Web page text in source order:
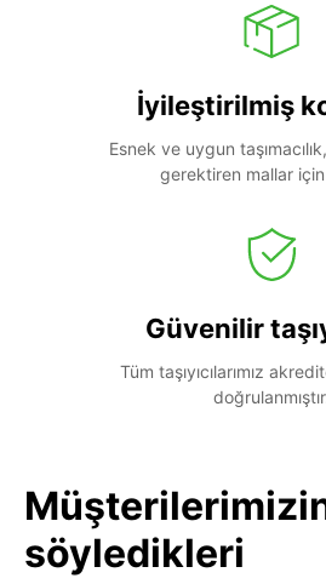
İyileştirilmiş
Esnek ve uygun
gerektiren mallar
Güvenilir
Tüm taşıyıcılarımız
söyledikleri